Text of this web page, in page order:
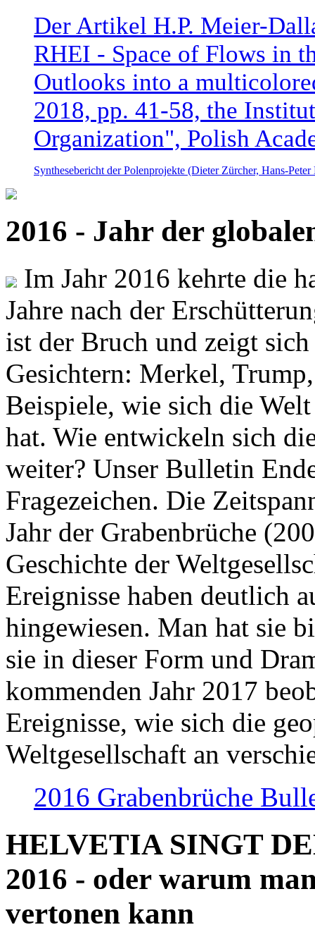
Der Artikel H.P. Meier-
RHEI - Space of Flows in
Outlooks into a
2018, pp. 41-58, the
Organization", Polish
Synthesebericht der Polenprojekte (Dieter Zürcher, Hans-
2016 - Jahr der
Im Jahr 2016 kehrte die
Jahre nach der
ist der Bruch und zeigt
Gesichtern: Merkel,
Beispiele, wie sich die
hat. Wie entwickeln sich
weiter? Unser Bulletin
Fragezeichen. Die
Jahr der Grabenbrüche
Geschichte der
Ereignisse haben deutlich
hingewiesen. Man hat sie
sie in dieser Form und
kommenden Jahr 2017
Ereignisse, wie sich die
Weltgesellschaft an
2016 Grabenbrüche
HELVETIA SINGT
2016 - oder warum
vertonen kann